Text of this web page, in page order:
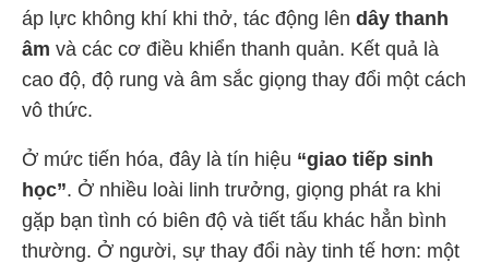
áp lực không khí khi thở, tác động lên dây thanh
âm và các cơ điều khiển thanh quản. Kết quả là
cao độ, độ rung và âm sắc giọng thay đổi một cách
vô thức.
Ở mức tiến hóa, đây là tín hiệu “giao tiếp sinh
học”. Ở nhiều loài linh trưởng, giọng phát ra khi
gặp bạn tình có biên độ và tiết tấu khác hẳn bình
thường. Ở người, sự thay đổi này tinh tế hơn: một